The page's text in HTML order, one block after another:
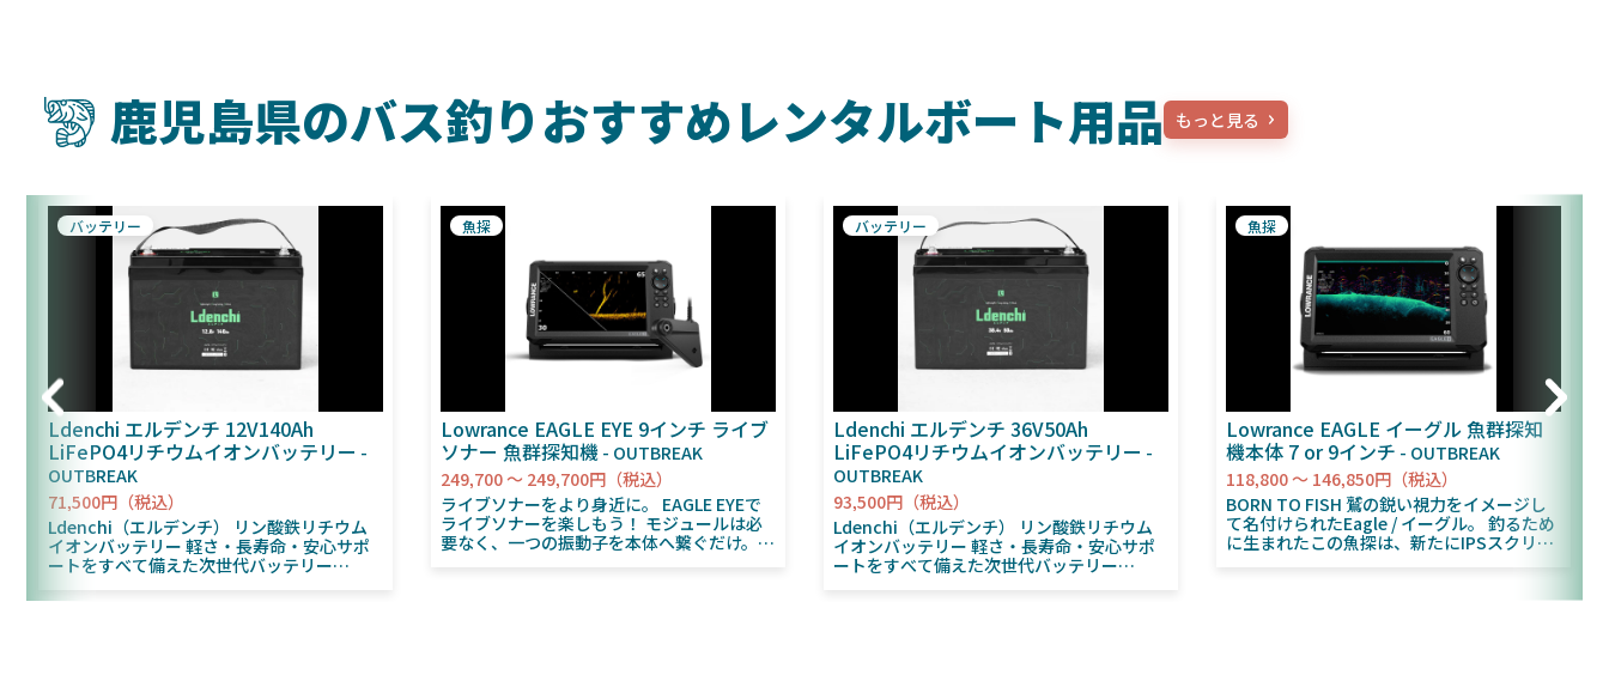
鹿児島県のバス釣りおすすめレンタルボート用品 もっと見る
Ldenchi エルデンチ 12V140Ah
LiFePO4リチウムイオンバッテリー
OUTBREAK
71,500円（税込）
Ldenchi（エルデンチ） リン酸鉄リチウム
イオンバッテリー 軽さ・長寿命・安心サポ
ートをすべて備えた次世代バッテリー
ッシングからアウトドア、防災用電源まで幅
バッテリー
Lowrance EAGLE EYE 9インチ ライブ
ソナー 魚群探知機
OUTBREAK
249,700 ～ 249,700円（税込）
ライブソナーをより身近に。 EAGLE EYEで
ライブソナーを楽しもう！ モジュールは必
要なく、一つの振動子を本体へ繋ぐだけ。
魚探
Ldenchi エルデンチ 36V50Ah
LiFePO4リチウムイオンバッテリー
OUTBREAK
93,500円（税込）
Ldenchi（エルデンチ） リン酸鉄リチウム
イオンバッテリー 軽さ・長寿命・安心サポ
ートをすべて備えた次世代バッテリー
バッテリー
Lowrance EAGLE イーグル 魚群探知
機本体 7 or 9インチ
OUTBREAK
118,800 ～ 146,850円（税込）
BORN TO FISH 鷲の鋭い視力をイメージし
て名付けられたEagle / イーグル。 釣るため
に生まれたこの魚探は、新たにIPSスクリー
リプルショットHD振動子、振動子コネクタ
魚探